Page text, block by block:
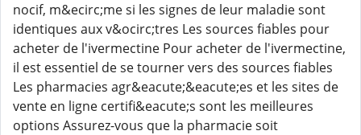
nocif, m&ecirc;me si les signes de leur maladie sont
identiques aux v&ocirc;tres Les sources fiables pour
acheter de l'ivermectine Pour acheter de l'ivermectine,
il est essentiel de se tourner vers des sources fiables
Les pharmacies agr&eacute;&eacute;es et les sites de
vente en ligne certifi&eacute;s sont les meilleures
options Assurez-vous que la pharmacie soit